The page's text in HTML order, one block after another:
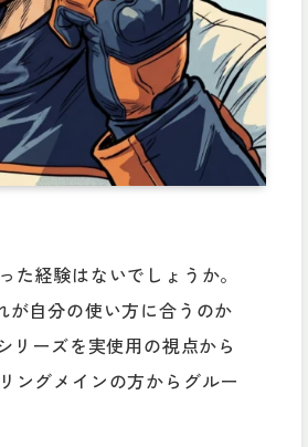
経験はないでしょうか。
自分の使い方に合うのか
ーズを実使用の視点から
ングメインの方からグルー